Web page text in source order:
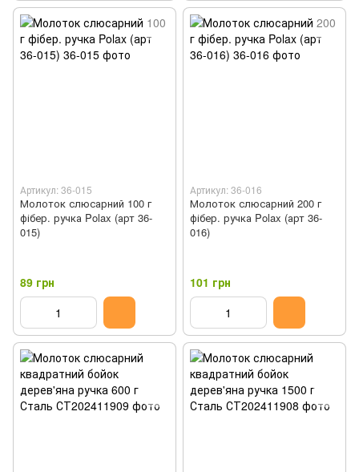
Артикул: 36-015
Молоток слюсарний 100 г
фібер. ручка Polax (арт 36-
015)
89 грн
Артикул: 36-016
Молоток слюсарний 200 г
фібер. ручка Polax (арт 36-
016)
101 грн